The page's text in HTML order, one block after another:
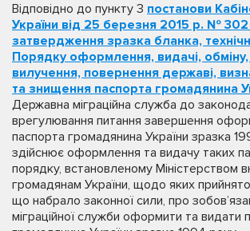
Відповідно до пункту 3 постанови
України від 25 березня 2015 р. №
затвердження зразка бланка,
Порядку оформлення, видачі,
вилучення, повернення державі,
та знищення паспорта громадянина
Державна міграційна служба до
врегулювання питання завершення
паспорта громадянина України зразка
здійснює оформлення та видачу таких
порядку, встановленому Міністерством
громадянам України, щодо яких
що набрало законної сили, про
міграційної служби оформити та видати